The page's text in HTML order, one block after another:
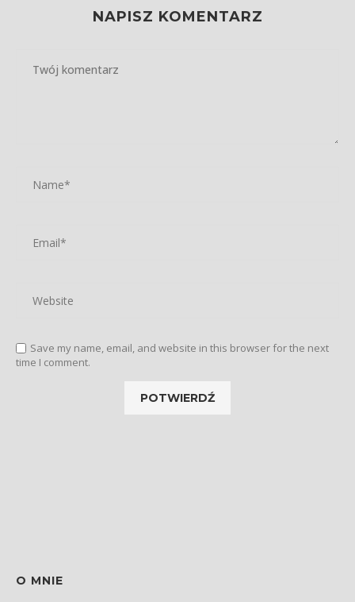
NAPISZ KOMENTARZ
Save my name, email, and website in this browser for the next
time I comment.
O MNIE